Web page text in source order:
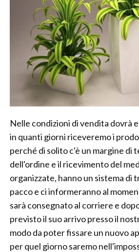
Nelle condizioni di vendita dovrà
in quanti giorni riceveremo i
perché di solito c'è un margine di
dell'ordine e il ricevimento del
organizzate, hanno un sistema di
pacco e ci informeranno al
sarà consegnato al corriere e
previsto il suo arrivo presso il
modo da poter fissare un nuovo
per quel giorno saremo